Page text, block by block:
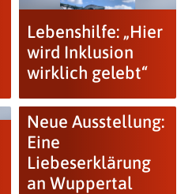
Lebenshilfe: „Hier
wird Inklusion
wirklich gelebt“
Neue Ausstellung:
Eine
Liebeserklärung
an Wuppertal